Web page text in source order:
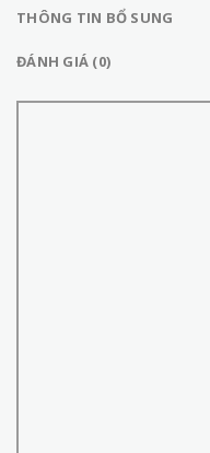
THÔNG TIN BỔ SUNG
ĐÁNH GIÁ (0)